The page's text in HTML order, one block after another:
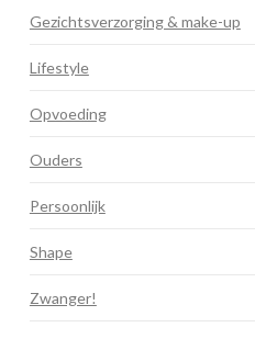
Gezichtsverzorging & make-up
Lifestyle
Opvoeding
Ouders
Persoonlijk
Shape
Zwanger!